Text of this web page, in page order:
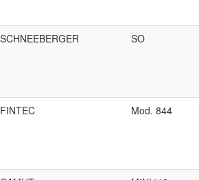
SCHNEEBERGER SO
FINTEC Mod. 844